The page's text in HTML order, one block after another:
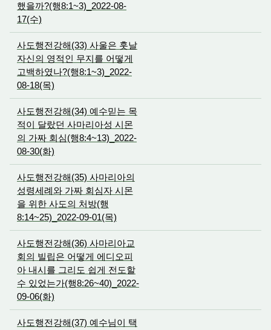
했을까?(행8:1~3)_2022-08-
17(수)
사도행전강해(33) 사울은 훗날
자신의 영적인 무지를 어떻게
고백하였나?(행8:1~3)_2022-
08-18(목)
사도행전강해(34) 예수믿는 목
적이 달랐던 사마리아성 시몬
의 가짜 회심(행8:4~13)_2022-
08-30(화)
사도행전강해(35) 사마리아의
성령세례와 가짜 회심자 시몬
을 위한 사도의 처방(행
8:14~25)_2022-09-01(목)
사도행전강해(36) 사마리아교
회의 빌립은 어떻게 에디오피
아 내시를 그리도 쉽게 전도할
수 있었는가(행8:26~40)_2022-
09-06(화)
사도행전강해(37) 예수님이 택